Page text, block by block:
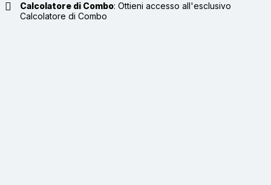
Calcolatore di Combo: Ottieni accesso all'esclusivo
Calcolatore di Combo